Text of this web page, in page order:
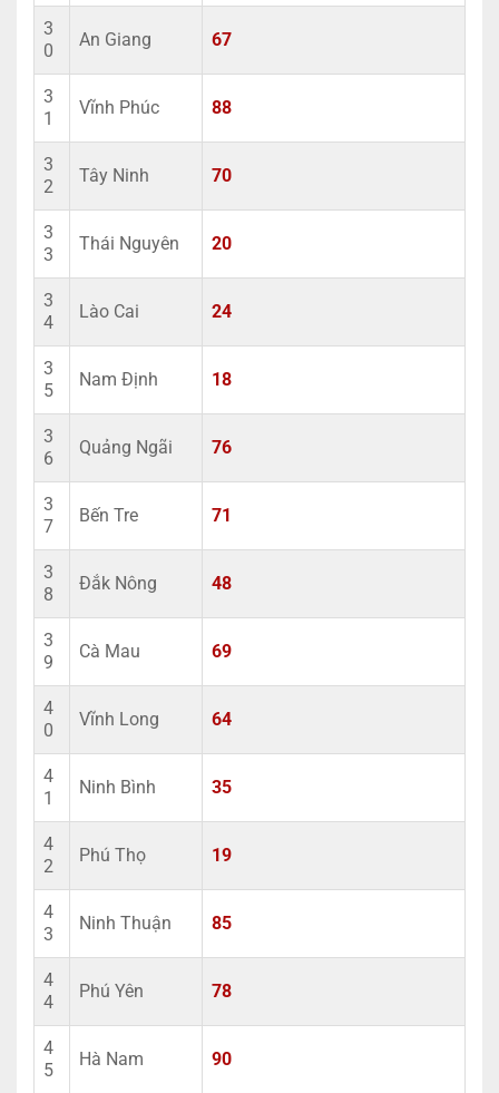
3
0
An Giang 67
3
1
Vĩnh Phúc 88
3
2
Tây Ninh 70
3
3
Thái Nguyên 20
3
4
Lào Cai 24
3
5
Nam Định 18
3
6
Quảng Ngãi 76
3
7
Bến Tre 71
3
8
Đắk Nông 48
3
9
Cà Mau 69
4
0
Vĩnh Long 64
4
1
Ninh Bình 35
4
2
Phú Thọ 19
4
3
Ninh Thuận 85
4
4
Phú Yên 78
4
5
Hà Nam 90